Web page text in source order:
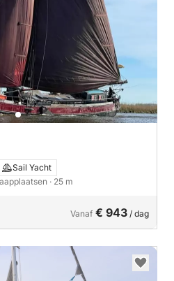
Sail Yacht
· 25 m
Vanaf € 943 / dag